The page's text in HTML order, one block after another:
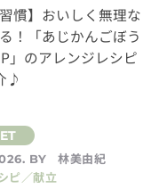
慣】おいしく無理な
！「あじかんごぼう
」のアレンジレシピ
♪
BY
林美由紀
ピ／献立